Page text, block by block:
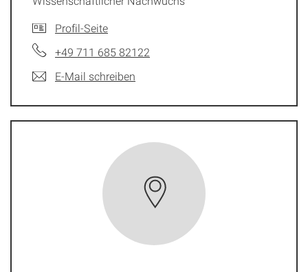
Profil-Seite
+49 711 685 82122
E-Mail schreiben